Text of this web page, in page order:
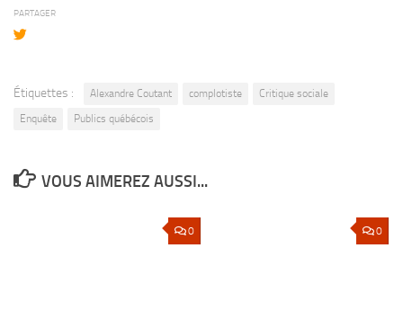
PARTAGER
Étiquettes : Alexandre Coutant complotiste
Critique sociale
Enquête
Publics québécois
VOUS AIMEREZ AUSSI...
0 0